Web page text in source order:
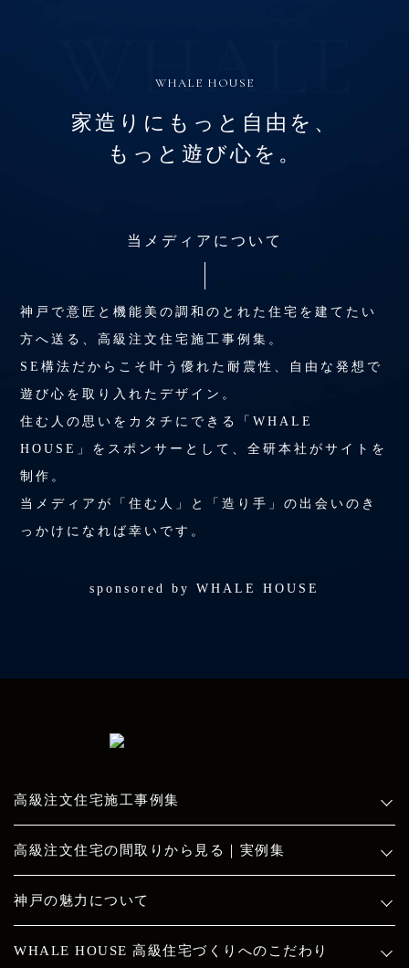
WHALE HOUSE
家造りにもっと自由を、
もっと遊び心を。
当メディアについて
神戸で意匠と機能美の調和のとれた住宅を建てたい
方へ送る、高級注文住宅施工事例集。
SE構法だからこそ叶う優れた耐震性、自由な発想で
遊び心を取り入れたデザイン。
住む人の思いをカタチにできる「WHALE
HOUSE」をスポンサーとして、全研本社がサイトを
制作。
当メディアが「住む人」と「造り手」の出会いのき
っかけになれば幸いです。
sponsored by WHALE HOUSE
高級注文住宅施工事例集
高級注文住宅の間取りから見る｜実例集
神戸の魅力について
WHALE HOUSE 高級住宅づくりへのこだわり